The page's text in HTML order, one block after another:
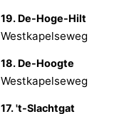
19. De-Hoge-Hilt
Westkapelseweg
18. De-Hoogte
Westkapelseweg
17. 't-Slachtgat